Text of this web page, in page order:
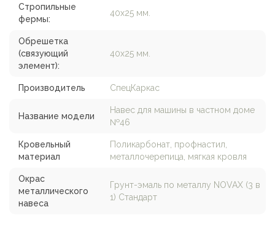
Стропильные
фермы:
40х25 мм.
Обрешетка
(связующий
элемент):
40х25 мм.
Производитель СпецКаркас
Название модели
Навес для машины в частном доме
№46
Кровельный
материал
Поликарбонат, профнастил,
металлочерепица, мягкая кровля
Окрас
металлического
навеса
Грунт-эмаль по металлу NOVAX (3 в
1) Стандарт